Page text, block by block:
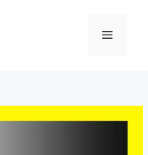
메